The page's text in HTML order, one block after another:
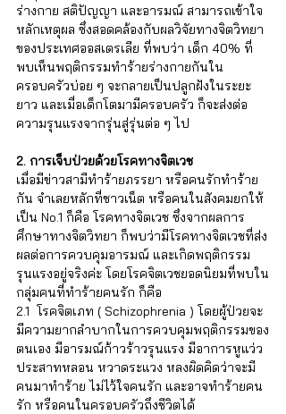
ร่างกาย สติปัญญา และอารมณ์ สามารถเข้าใจ
หลักเหตุผล ซึ่งสอดคล้องกับผลวิจัยทางจิตวิทยา
ของประเทศออสเตรเลีย ที่พบว่า เด็ก 40% ที่
พบเห็นพฤติกรรมทำร้ายร่างกายกันใน
ครอบครัวบ่อย ๆ จะกลายเป็นปลูกฝังในระยะ
ยาว และเมื่อเด็กโตมามีครอบครัว ก็จะส่งต่อ
ความรุนแรงจากรุ่นสู่รุ่นต่อ ๆ ไป
2. การเจ็บป่วยด้วยโรคทางจิตเวช
เมื่อมีข่าวสามีทำร้ายภรรยา หรือคนรักทำร้าย
กัน จำเลยหลักที่ชาวเน็ต หรือคนในสังคมยกให้
เป็น No.1 ก็คือ โรคทางจิตเวช ซึ่งจากผลการ
ศึกษาทางจิตวิทยา ก็พบว่ามีโรคทางจิตเวชที่ส่ง
ผลต่อการควบคุมอารมณ์ และเกิดพฤติกรรม
รุนแรงอยู่จริงค่ะ โดยโรคจิตเวชยอดนิยมที่พบใน
กลุ่มคนที่ทำร้ายคนรัก ก็คือ
2.1  โรคจิตเภท ( Schizophrenia ) โดยผู้ป่วยจะ
มีความยากลำบากในการควบคุมพฤติกรรมของ
ตนเอง มีอารมณ์ก้าวร้าวรุนแรง มีอาการหูแว่ว
ประสาทหลอน หวาดระแวง หลงผิดคิดว่าจะมี
คนมาทำร้าย ไม่ไว้ใจคนรัก และอาจทำร้ายคน
รัก หรือคนในครอบครัวถึงชีวิตได้